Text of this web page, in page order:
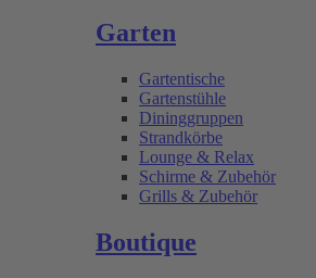
Garten
Gartentische
Gartenstühle
Dininggruppen
Strandkörbe
Lounge & Relax
Schirme & Zubehör
Grills & Zubehör
Boutique